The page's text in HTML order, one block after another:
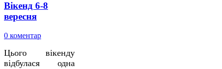
Вікенд 6-8
вересня
0 коментар
Цього вікенду
відбулася одна